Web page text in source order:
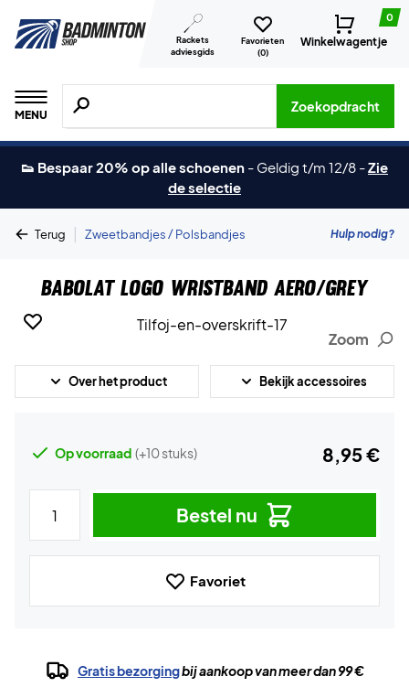
Rackets
adviesgids
Favorieten
(0)
0
Winkelwagentje
MENU
Zoeken naar producten, merken etc.
Zoekopdracht
👟 Bespaar 20% op alle schoenen - Geldig t/m 12/8 -Zie
de selectie
Terug | Zweetbandjes / Polsbandjes Hulp nodig?
Babolat Logo Wristband Aero/Grey
Zoom
Over het product Bekijk accessoires
Op voorraad (+10 stuks) 8,95 €
Bestel nu
Favoriet
Gratis bezorgingbij aankoop van meer dan 99 €